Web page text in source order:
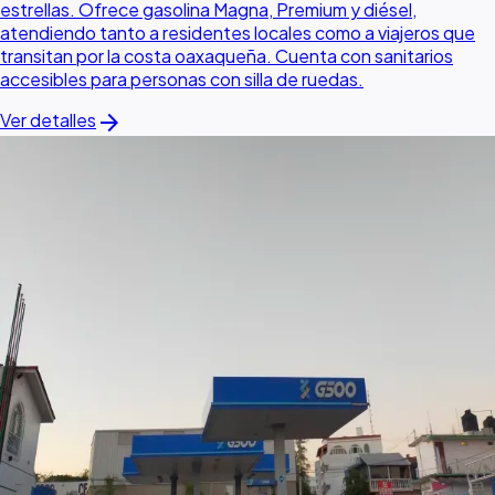
estrellas. Ofrece gasolina Magna, Premium y diésel,
atendiendo tanto a residentes locales como a viajeros que
transitan por la costa oaxaqueña. Cuenta con sanitarios
accesibles para personas con silla de ruedas.
Ver detalles arrow_forward